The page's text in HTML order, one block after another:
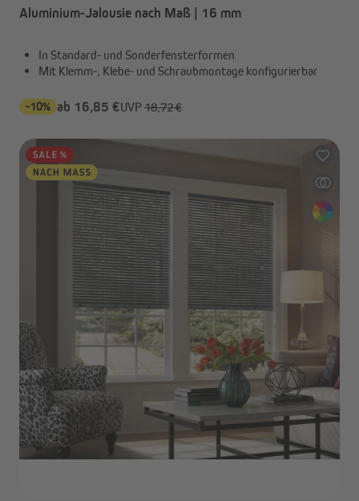
Aluminium-Jalousie nach Maß | 16 mm
In Standard- und Sonderfensterformen
Mit Klemm-, Klebe- und Schraubmontage konfigurierbar
-10% ab 16,85 €UVP 18,72 €